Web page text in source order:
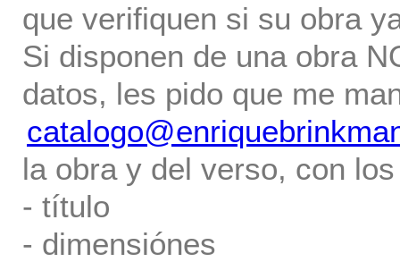
que verifiquen si su obra
Si disponen de una obra
datos, les pido que me
la obra y del verso, con
- título
- dimensiónes